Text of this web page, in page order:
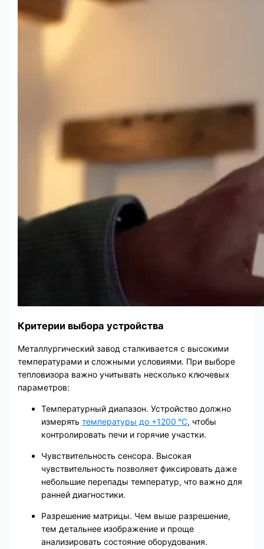
Критерии выбора устройства
Металлургический завод сталкивается с высокими
температурами и сложными условиями. При выборе
тепловизора важно учитывать несколько ключевых
параметров:
Температурный диапазон. Устройство должно
измерять температуры до +1200 °C, чтобы
контролировать печи и горячие участки.
Чувствительность сенсора. Высокая
чувствительность позволяет фиксировать даже
небольшие перепады температур, что важно для
ранней диагностики.
Разрешение матрицы. Чем выше разрешение,
тем детальнее изображение и проще
анализировать состояние оборудования.